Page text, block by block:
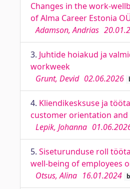
Changes in the work-
of Alma Career Estonia
Adamson, Andrias
3. Juhtide hoiakud ja
workweek
Grunt, Devid 02.06.2026
4. Kliendikesksuse ja
customer orientation and
Lepik, Johanna
5. Siseturunduse roll
well-being of employees
Otsus, Alina 16.01.2024